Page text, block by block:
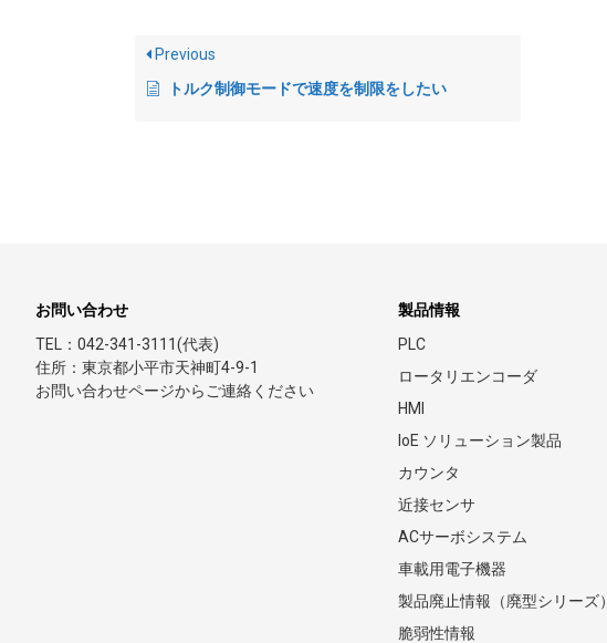
Previous
トルク制御モードで速度を制限をしたい
お問い合わせ
TEL：042-341-3111(代表)
住所：東京都小平市天神町4-9-1
お問い合わせページからご連絡ください
製品情報
PLC
ロータリエンコーダ
HMI
IoE ソリューション製品
カウンタ
近接センサ
ACサーボシステム
車載用電子機器
製品廃止情報（廃型シリーズ）
脆弱性情報